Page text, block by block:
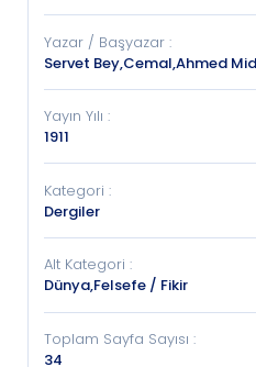
Yazar / Başyazar :
Servet Bey,Cemal,Ahmed
Yayın Yılı :
1911
Kategori :
Dergiler
Alt Kategori :
Dünya,Felsefe / Fikir
Toplam Sayfa Sayısı :
34